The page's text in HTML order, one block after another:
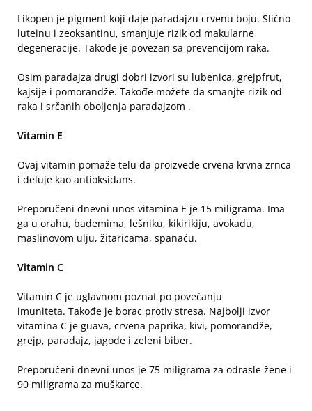
Likopen je pigment koji daje paradajzu crvenu boju. Slično
luteinu i zeoksantinu, smanjuje rizik od makularne
degeneracije. Takođe je povezan sa prevencijom raka.
Osim paradajza drugi dobri izvori su lubenica, grejpfrut,
kajsije i pomorandže. Takođe možete da smanjte rizik od
raka i srčanih oboljenja paradajzom .
Vitamin E
Ovaj vitamin pomaže telu da proizvede crvena krvna zrnca
i deluje kao antioksidans.
Preporučeni dnevni unos vitamina E je 15 miligrama. Ima
ga u orahu, bademima, lešniku, kikirikiju, avokadu,
maslinovom ulju, žitaricama, spanaću.
Vitamin C
Vitamin C je uglavnom poznat po povećanju
imuniteta. Takođe je borac protiv stresa. Najbolji izvor
vitamina C je guava, crvena paprika, kivi, pomorandže,
grejp, paradajz, jagode i zeleni biber.
Preporučeni dnevni unos je 75 miligrama za odrasle žene i
90 miligrama za muškarce.